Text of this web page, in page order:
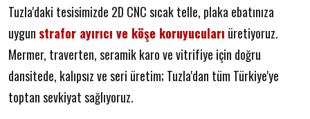
Tuzla'daki tesisimizde 2D CNC sıcak telle, plaka ebatınıza
uygun strafor ayırıcı ve köşe koruyucuları üretiyoruz.
Mermer, traverten, seramik karo ve vitrifiye için doğru
dansitede, kalıpsız ve seri üretim; Tuzla'dan tüm Türkiye'ye
toptan sevkiyat sağlıyoruz.